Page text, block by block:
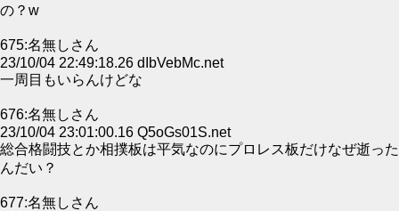
の？w
675:名無しさん
23/10/04 22:49:18.26 dIbVebMc.net
一周目もいらんけどな
676:名無しさん
23/10/04 23:01:00.16 Q5oGs01S.net
総合格闘技とか相撲板は平気なのにプロレス板だけなぜ逝った
んだい？
677:名無しさん